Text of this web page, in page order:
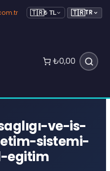
🇹🇷₺ TL 🇹🇷TR
₺0,00
ve-is-
sistemi-
egitim